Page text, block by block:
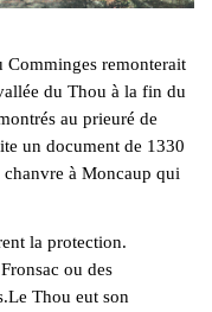
Comminges remonterait
du Thou à la fin du
au prieuré de
un document de 1330
à Moncaup qui
la protection.
ou des
Thou eut son